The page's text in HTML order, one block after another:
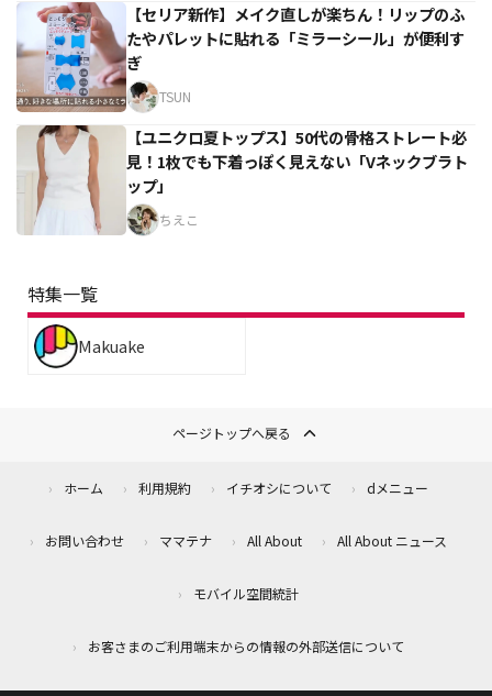
【セリア新作】メイク直しが楽ちん！リップのふ
たやパレットに貼れる「ミラーシール」が便利す
ぎ
TSUN
【ユニクロ夏トップス】50代の骨格ストレート必
見！1枚でも下着っぽく見えない「Vネックブラト
ップ」
ちえこ
特集一覧
Makuake
ページトップへ戻る
ホーム 利用規約 イチオシについて dメニュー
お問い合わせ ママテナ All About All About ニュース
モバイル空間統計
お客さまのご利用端末からの情報の外部送信について